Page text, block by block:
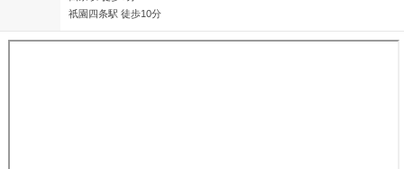
祇園四条駅 徒歩10分